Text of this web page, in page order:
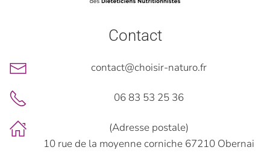
Contact
contact@choisir-naturo.fr
06 83 53 25 36
(Adresse postale)
10 rue de la moyenne corniche 67210 Obernai